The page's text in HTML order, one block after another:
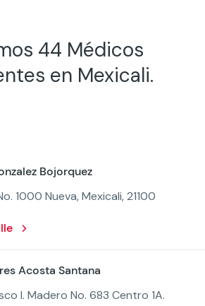
44 Médicos
en Mexicali.
Bojorquez
1000 Nueva, Mexicali, 21100
Acosta Santana
I. Madero No. 683 Centro 1A.